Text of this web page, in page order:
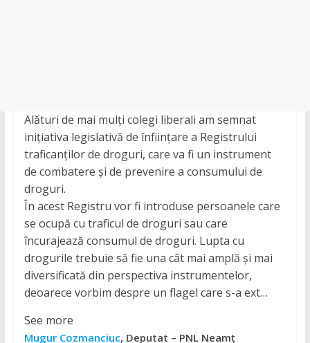
Alături de mai mulți colegi liberali am semnat
inițiativa legislativă de înființare a Registrului
traficanților de droguri, care va fi un instrument
de combatere și de prevenire a consumului de
droguri.
În acest Registru vor fi introduse persoanele care
se ocupă cu traficul de droguri sau care
încurajează consumul de droguri. Lupta cu
drogurile trebuie să fie una cât mai amplă și mai
diversificată din perspectiva instrumentelor,
deoarece vorbim despre un flagel care s-a ext…
See more
Mugur Cozmanciuc, Deputat – PNL Neamț